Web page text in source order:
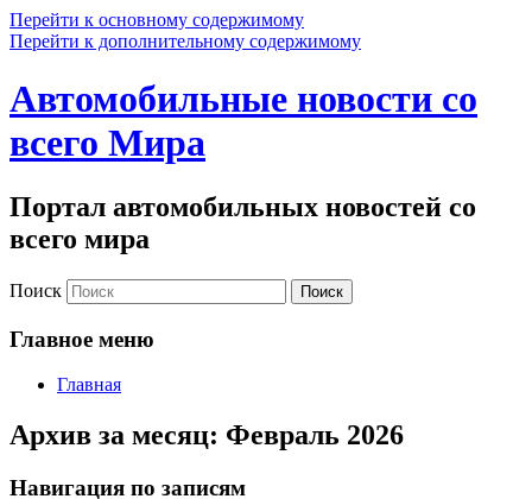
Перейти к основному содержимому
Перейти к дополнительному содержимому
Автомобильные новости со
всего Мира
Портал автомобильных новостей со
всего мира
Поиск
Главное меню
Главная
Архив за месяц: Февраль 2026
Навигация по записям